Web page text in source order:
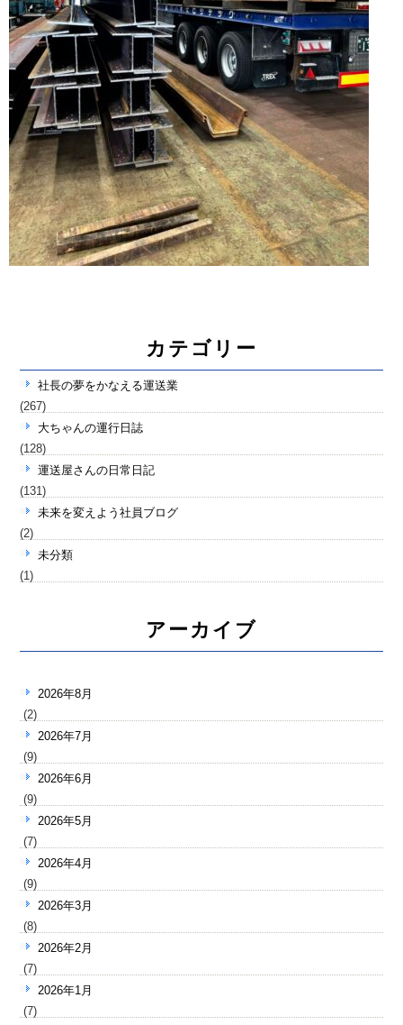
カテゴリー
社長の夢をかなえる運送業
(267)
大ちゃんの運行日誌
(128)
運送屋さんの日常日記
(131)
未来を変えよう社員ブログ
(2)
未分類
(1)
アーカイブ
2026年8月
(2)
2026年7月
(9)
2026年6月
(9)
2026年5月
(7)
2026年4月
(9)
2026年3月
(8)
2026年2月
(7)
2026年1月
(7)